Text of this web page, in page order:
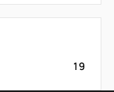
19